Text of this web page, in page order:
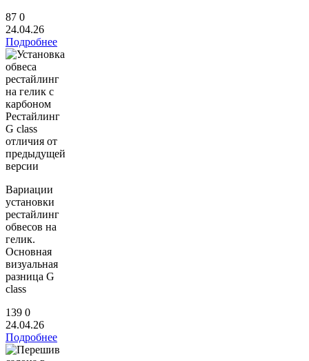
87 0
24.04.26
Подробнее
Рестайлинг
G class
отличия от
предыдущей
версии
Вариации
установки
рестайлинг
обвесов на
гелик.
Основная
визуальная
разница G
class
139 0
24.04.26
Подробнее